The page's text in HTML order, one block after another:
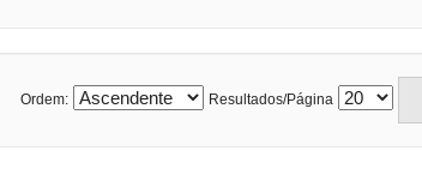
Ordem: Resultados/Página